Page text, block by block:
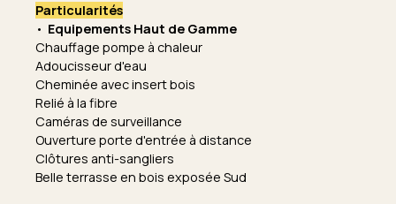
Particularités
Equipements Haut de Gamme
Chauffage pompe à chaleur
Adoucisseur d'eau
Cheminée avec insert bois
Relié à la fibre
Caméras de surveillance
Ouverture porte d'entrée à distance
Clôtures anti-sangliers
Belle terrasse en bois exposée Sud